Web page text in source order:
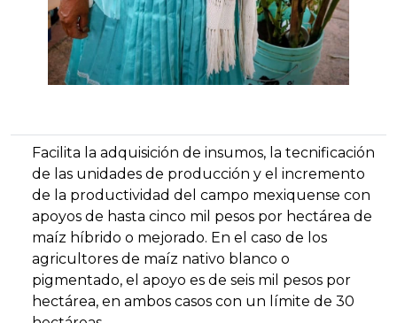
Facilita la adquisición de insumos, la tecnificación
de las unidades de producción y el incremento
de la productividad del campo mexiquense con
apoyos de hasta cinco mil pesos por hectárea de
maíz híbrido o mejorado. En el caso de los
agricultores de maíz nativo blanco o
pigmentado, el apoyo es de seis mil pesos por
hectárea, en ambos casos con un límite de 30